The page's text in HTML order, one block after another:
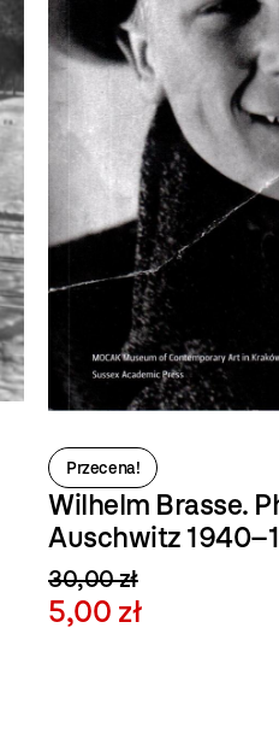
Przecena!
Wilhelm Brasse.
Auschwitz
30,00 zł
5,00 zł